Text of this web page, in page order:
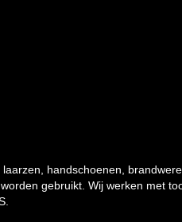
handschoenen,
gebruikt. Wij werken met